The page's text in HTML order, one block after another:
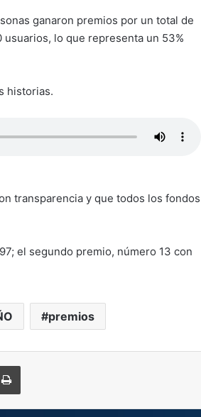
ganaron premios por un total de
lo que representa un 53%
historias.
transparencia y que todos los fondos
el segundo premio, número 13 con
premios
correo electrónicoImprimir